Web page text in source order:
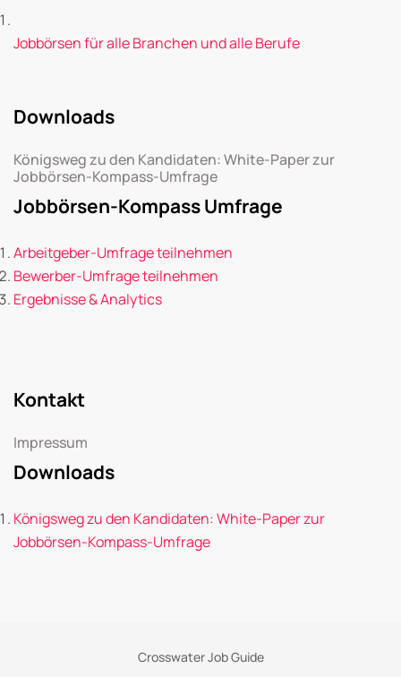
Jobbörsen für alle Branchen und alle Berufe
Downloads
Königsweg zu den Kandidaten: White-Paper zur
Jobbörsen-Kompass-Umfrage
Jobbörsen-Kompass Umfrage
Arbeitgeber-Umfrage teilnehmen
Bewerber-Umfrage teilnehmen
Ergebnisse & Analytics
Kontakt
Impressum
Downloads
Königsweg zu den Kandidaten: White-Paper zur
Jobbörsen-Kompass-Umfrage
Crosswater Job Guide